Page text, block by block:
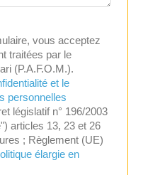
vous acceptez
traitées par le
(P.A.F.O.M.).
et le
personnelles
législatif n° 196/2003
articles 13, 23 et 26
; Règlement (UE)
élargie en